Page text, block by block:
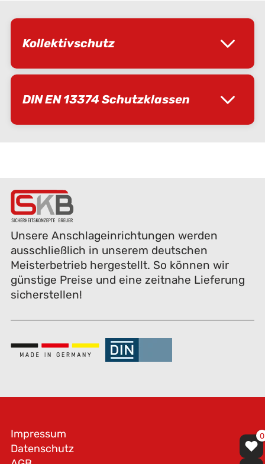
Kollektivschutz
DIN EN 13374 Schutzklassen
Unsere Anschlageinrichtungen werden
ausschließlich in unserem deutschen
Meisterbetrieb hergestellt. So können wir
günstige Preise und eine zeitnahe Lieferung
sicherstellen!
Impressum
Datenschutz
0